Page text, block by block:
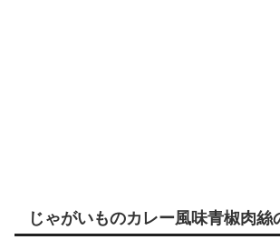
じゃがいものカレー風味青椒肉絲